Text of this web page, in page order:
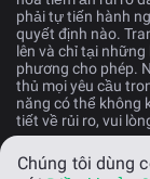
phải tự tiến hành
quyết định nào.
lên và chỉ tại
phương cho phép.
thủ mọi yêu cầu
năng có thể không
tiết về rủi ro, vui
Tiếng Việt
Chúng tôi dùng